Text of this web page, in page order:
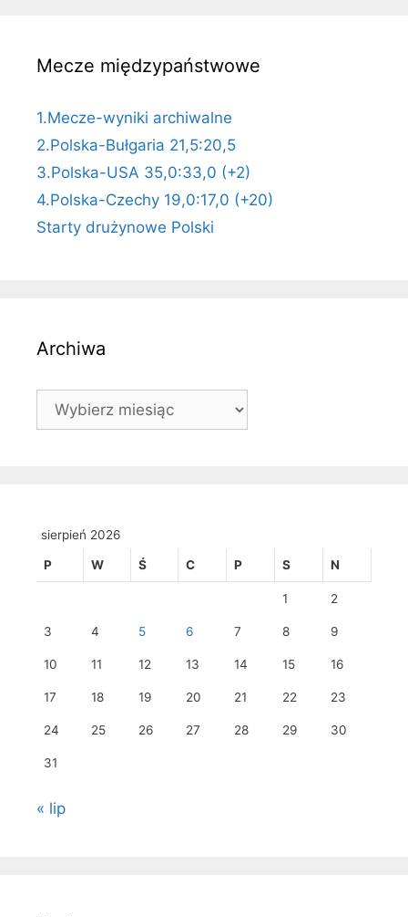
Mecze międzypaństwowe
1.Mecze-wyniki archiwalne
2.Polska-Bułgaria 21,5:20,5
3.Polska-USA 35,0:33,0 (+2)
4.Polska-Czechy 19,0:17,0 (+20)
Starty drużynowe Polski
Archiwa
Archiwa
sierpień 2026
P W Ś C P S N
1 2
3 4 5 6 7 8 9
10 11 12 13 14 15 16
17 18 19 20 21 22 23
24 25 26 27 28 29 30
31
« lip